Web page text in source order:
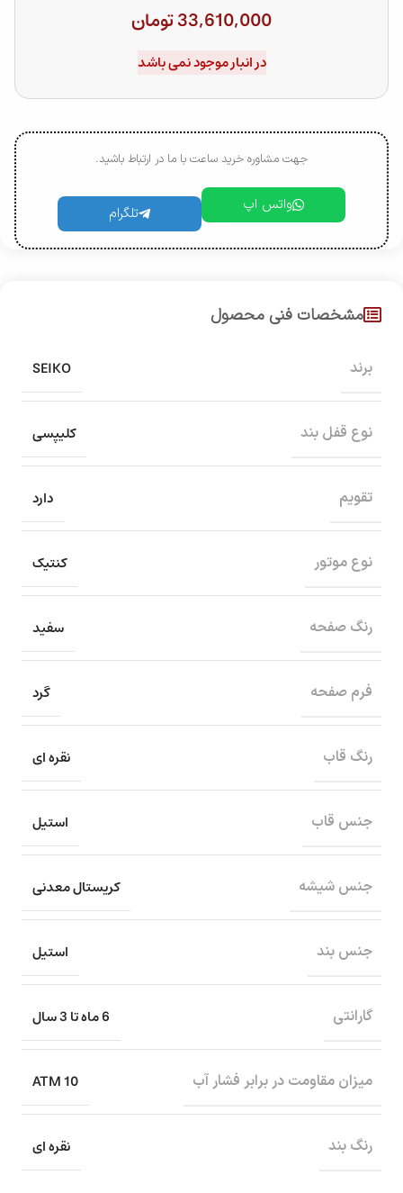
33,610,000تومان
در انبار موجود نمی باشد
جهت مشاوره خرید ساعت با ما در ارتباط باشید.
واتس اپ تلگرام
مشخصات فنی محصول
برند SEIKO
نوع قفل بند کلیپسی
تقویم دارد
نوع موتور کنتیک
رنگ صفحه سفید
فرم صفحه گرد
رنگ قاب نقره ای
جنس قاب استیل
جنس شیشه کریستال معدنی
جنس بند استیل
گارانتی 6 ماه تا 3 سال
میزان مقاومت در برابر فشار آب 10 ATM
رنگ بند نقره ای